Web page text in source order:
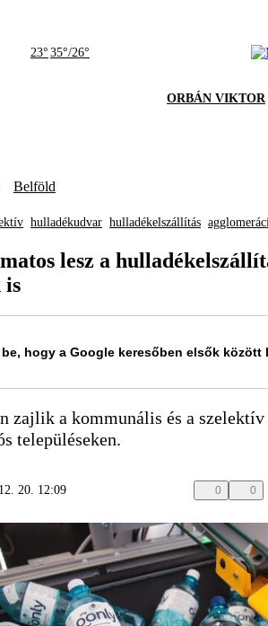
23° 35°/26°
ORBÁN VIKTOR
Belföld
hulladékudvar hulladékelszállítás
lesz a
is
hogy a Google keresőben elsők között
zajlik a kommunális és a
településeken.
20. 12:09 0 0